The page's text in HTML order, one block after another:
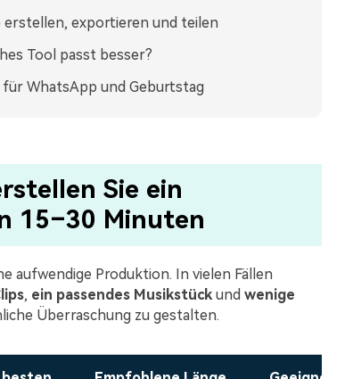
exportieren und teilen
Tool passt besser?
WhatsApp und Geburtstag
Sie ein
15–30 Minuten
aufwendige Produktion. In vielen Fällen
, ein passendes Musikstückund wenige
Überraschung zu gestalten.